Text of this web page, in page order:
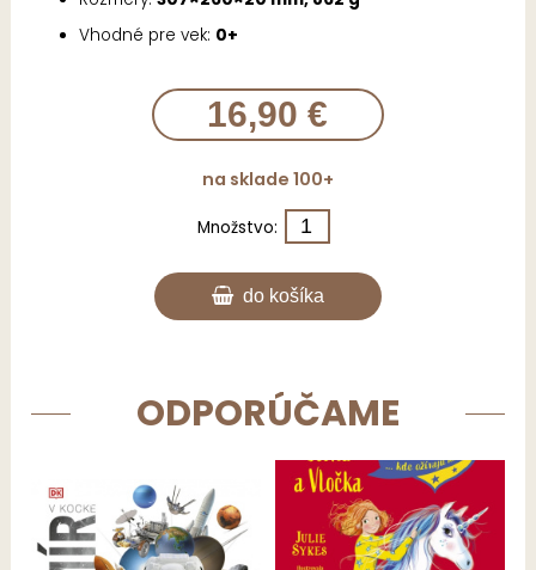
Vhodné pre vek: 0+
16,90 €
na sklade 100+
Množstvo:
do košíka
ODPORÚČAME